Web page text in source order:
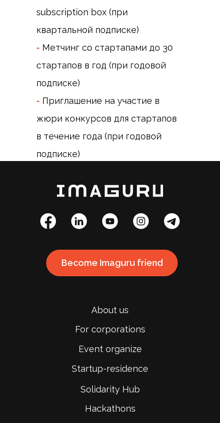
subscription box (при
квартальной подписке)
- Метчинг со стартапами до 30
стартапов в год (при годовой
подписке)
- Приглашение на участие в
жюри конкурсов для стартапов
в течение года (при годовой
подписке)
About us
For corporations
Event organize
Startup-residence
Solidarity Hub
Hackathons
Become Imaguru friend